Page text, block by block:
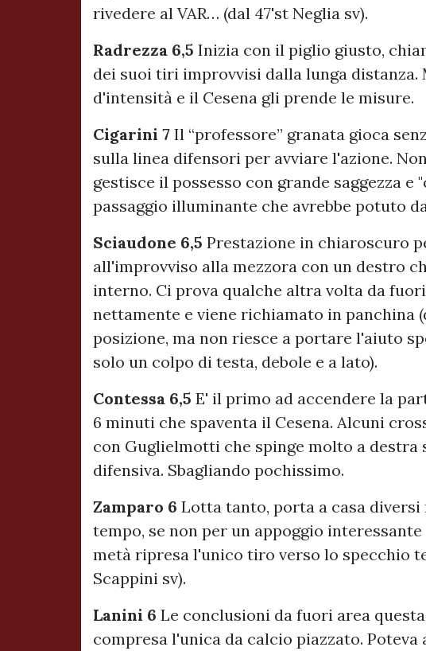
rivedere al VAR… (dal 47'st Neglia sv).
Radrezza 6,5 Inizia con il piglio giusto,
dei suoi tiri improvvisi dalla lunga distanza.
d'intensità e il Cesena gli prende le misure.
Cigarini 7 Il “professore” granata gioca
sulla linea difensori per avviare l'azione.
gestisce il possesso con grande saggezza e
passaggio illuminante che avrebbe potuto
Sciaudone 6,5 Prestazione in chiaroscuro
all'improvviso alla mezzora con un destro
interno. Ci prova qualche altra volta da
nettamente e viene richiamato in panchina
posizione, ma non riesce a portare l'aiuto
solo un colpo di testa, debole e a lato).
Contessa 6,5 E' il primo ad accendere la
6 minuti che spaventa il Cesena. Alcuni
con Guglielmotti che spinge molto a destra
difensiva. Sbagliando pochissimo.
Zamparo 6 Lotta tanto, porta a casa
tempo, se non per un appoggio
metà ripresa l'unico tiro verso lo specchio
Scappini sv).
Lanini 6 Le conclusioni da fuori area
compresa l'unica da calcio piazzato.